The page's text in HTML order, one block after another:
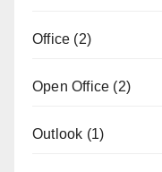
Office (2)
Open Office (2)
Outlook (1)